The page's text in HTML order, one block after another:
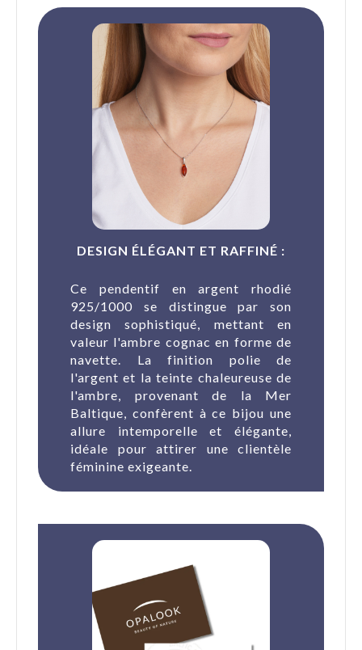
DESIGN ÉLÉGANT ET RAFFINÉ :
Ce pendentif en argent rhodié
925/1000 se distingue par son
design sophistiqué, mettant en
valeur l'ambre cognac en forme de
navette. La finition polie de
l'argent et la teinte chaleureuse de
l'ambre, provenant de la Mer
Baltique, confèrent à ce bijou une
allure intemporelle et élégante,
idéale pour attirer une clientèle
féminine exigeante.